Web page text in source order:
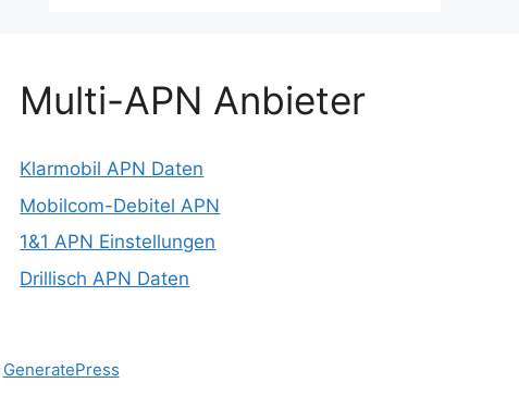
Multi-APN Anbieter
Klarmobil APN Daten
Mobilcom-Debitel APN
1&1 APN Einstellungen
Drillisch APN Daten
GeneratePress